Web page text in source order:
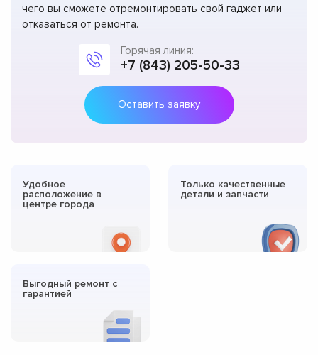
чего вы сможете отремонтировать свой гаджет или
отказаться от ремонта.
Горячая линия:
+7 (843) 205-50-33
Оставить заявку
Удобное
расположение в
центре города
Только качественные
детали и запчасти
Выгодный ремонт с
гарантией